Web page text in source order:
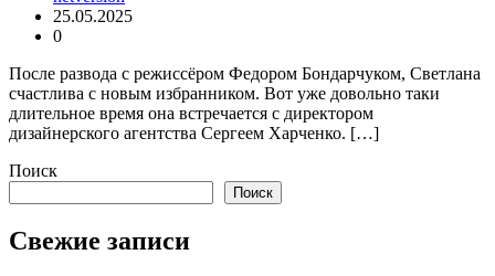
25.05.2025
0
После развода с режиссёром Федором Бондарчуком, Светлана
счастлива с новым избранником. Вот уже довольно таки
длительное время она встречается с директором
дизайнерского агентства Сергеем Харченко. […]
Поиск
Поиск
Свежие записи